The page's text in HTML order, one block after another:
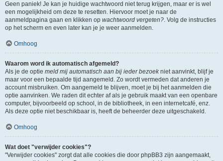
Geen paniek! Je kan je huidige wachtwoord niet terug krijgen, maar er is wel
een mogelijkheid om deze te resetten. Hiervoor moet je naar de
aanmeldpagina gaan en klikken op wachtwoord vergeten?. Volg de instructies
op het scherm en even later kan je je weer aanmelden.
Omhoog
Waarom word ik automatisch afgemeld?
Als je de optie meld mij automatisch aan bij ieder bezoekniet aanvinkt, blijf je
maar voor een bepaalde tijd aangemeld. Zo wordt vermeden dat anderen je
account misbruiken. Om aangemeld te blijven, moet je bij het aanmelden die
optie aanvinken. We raden dit echter af als je gebruik maakt van een openbare
computer, bijvoorbeeld op school, in de bibliotheek, in een internetcafé, enz.
Als deze optie niet beschikbaar is, heeft de beheerder deze uitgeschakeld.
Omhoog
Wat doet "verwijder cookies"?
"Verwijder cookies" zorgt dat alle cookies die door phpBB3 zijn aangemaakt,